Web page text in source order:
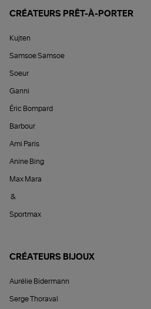
CRÉATEURS PRÊT-À-PORTER
Kujten
Samsoe Samsoe
Soeur
Ganni
Éric Bompard
Barbour
Ami Paris
Anine Bing
Max Mara
&
Sportmax
CRÉATEURS BIJOUX
Aurélie Bidermann
Serge Thoraval